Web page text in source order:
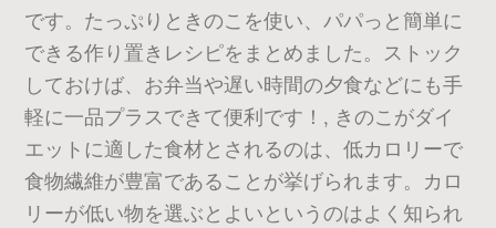
です。たっぷりときのこを使い、パパっと簡単に
できる作り置きレシピをまとめました。ストック
しておけば、お弁当や遅い時間の夕食などにも手
軽に一品プラスできて便利です！, きのこがダイ
エットに適した食材とされるのは、低カロリーで
食物繊維が豊富であることが挙げられます。カロ
リーが低い物を選ぶとよいというのはよく知られ